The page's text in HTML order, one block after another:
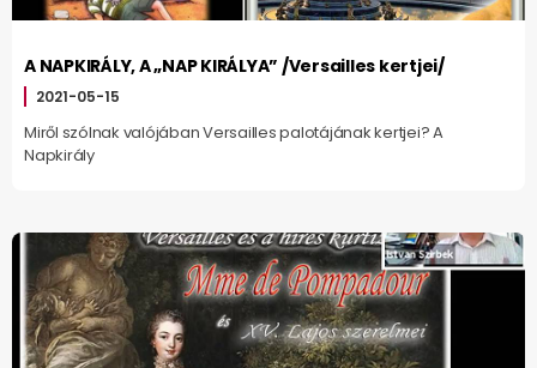
A NAPKIRÁLY, A „NAP KIRÁLYA” /Versailles kertjei/
2021-05-15
Miről szólnak valójában Versailles palotájának kertjei? A
Napkirály